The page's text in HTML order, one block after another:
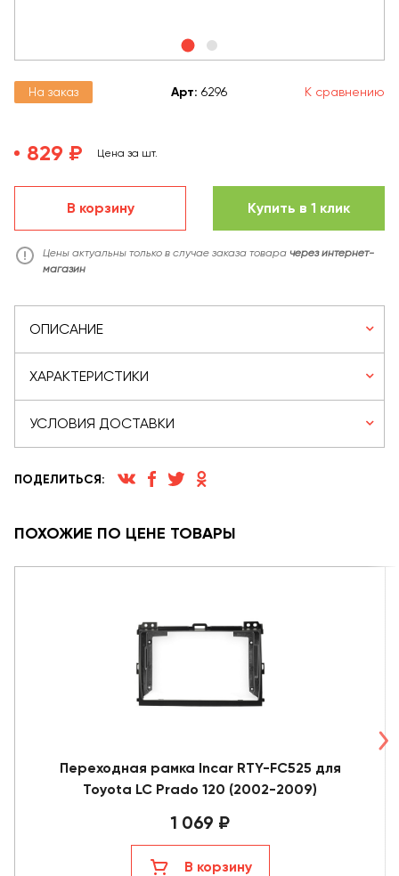
На заказ Арт: 6296 К сравнению
829 ₽ Цена за шт.
В корзину Купить в 1 клик
Цены актуальны только в случае заказа товара через интернет-
магазин
ОПИСАНИЕ
ХАРАКТЕРИСТИКИ
УСЛОВИЯ ДОСТАВКИ
ПОДЕЛИТЬСЯ:
ПОХОЖИЕ ПО ЦЕНЕ ТОВАРЫ
Переходная рамка Incar RTY-FC525 для
Toyota LC Prado 120 (2002-2009)
1 069 ₽
В корзину